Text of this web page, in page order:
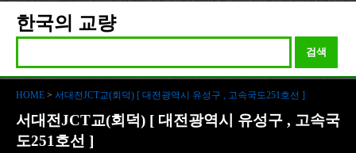
한국의 교량
검색
HOME > 서대전JCT교(회덕) [ 대전광역시 유성구 , 고속국도251호선 ]
서대전JCT교(회덕) [ 대전광역시 유성구 , 고속국
도251호선 ]